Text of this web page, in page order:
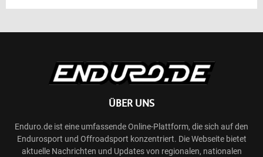
ÜBER UNS
Enduro.de ist eine umfassende Online-Plattform, die sich auf den
Endurosport und Offroadsport konzentriert. Die Webseite bietet
aktuelle Nachrichten und Updates von regionalen, nationalen